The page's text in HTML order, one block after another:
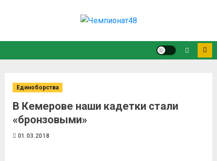
Единоборства
В Кемерове наши кадетки стали
«бронзовыми»
01.03.2018